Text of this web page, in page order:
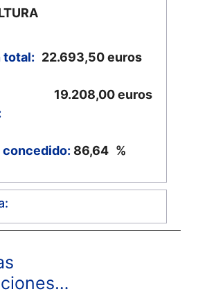
total: 22.693,50 euros
19.208,00euros
86,64 %